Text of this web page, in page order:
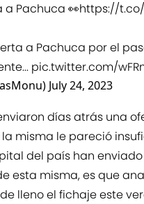
Pachuca 👀https://
a Pachuca por el
pic.twitter.com/
July 24, 2023
días atrás una
misma le pareció
del país han
esta misma, es que
lleno el fichaje este